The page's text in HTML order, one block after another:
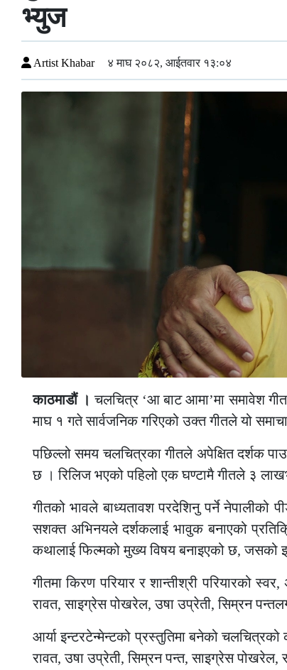
भ्युज
Artist Khabar ४ माघ २०८२, आईतवार १३:०४
काठमाडौं । चलचित्र ‘आ बाट आमा’मा समावेश
माघ १ गते सार्वजनिक गरिएको उक्त गीतले यो
पछिल्लो समय चलचित्रका गीतले अपेक्षित दर्शक
छ । रिलिज भएको पहिलो एक घण्टामै गीतले ३
गीतको भावले बाध्यतावश परदेशिनु पर्ने नेपालीको
सशक्त अभिनयले दर्शकलाई भावुक बनाएको
कथालाई फिल्मको मुख्य विषय बनाइएको छ, जसको
गीतमा किरण परियार र शान्तीश्री परियारको
रावत, साइग्रेस पोखरेल, उषा उप्रेती, सिम्रन
आर्या इन्टरटेन्मेन्टको प्रस्तुतिमा बनेको
रावत, उषा उप्रेती, सिम्रन पन्त, साइग्रेस पोखरेल,